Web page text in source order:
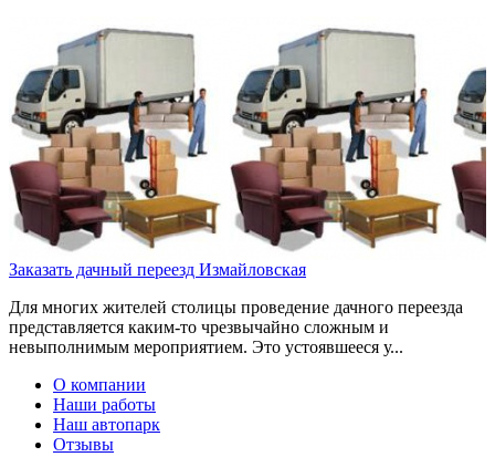
Заказать дачный переезд Измайловская
Для многих жителей столицы проведение дачного переезда
представляется каким-то чрезвычайно сложным и
невыполнимым мероприятием. Это устоявшееся у...
О компании
Наши работы
Наш автопарк
Отзывы